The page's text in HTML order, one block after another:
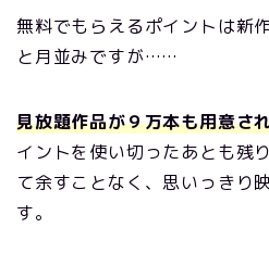
無料でもらえるポイントは新
と月並みですが……
見放題作品が９万本も用意さ
イントを使い切ったあとも残
て余すことなく、思いっきり
す。